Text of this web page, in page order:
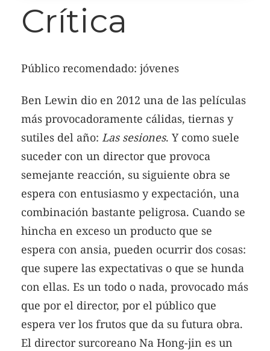
Crítica
Público recomendado: jóvenes
Ben Lewin dio en 2012 una de las películas
más provocadoramente cálidas, tiernas y
sutiles del año: Las sesiones. Y como suele
suceder con un director que provoca
semejante reacción, su siguiente obra se
espera con entusiasmo y expectación, una
combinación bastante peligrosa. Cuando se
hincha en exceso un producto que se
espera con ansia, pueden ocurrir dos cosas:
que supere las expectativas o que se hunda
con ellas. Es un todo o nada, provocado más
que por el director, por el público que
espera ver los frutos que da su futura obra.
El director surcoreano Na Hong-jin es un